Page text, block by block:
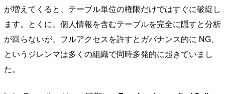
が増えてくると、テーブル単位の権限だけではすぐに破綻し
ます。とくに、個人情報を含むテーブルを完全に隠すと分析
が回らないが、フルアクセスを許すとガバナンス的に NG、
というジレンマは多くの組織で同時多発的に起きていまし
た。